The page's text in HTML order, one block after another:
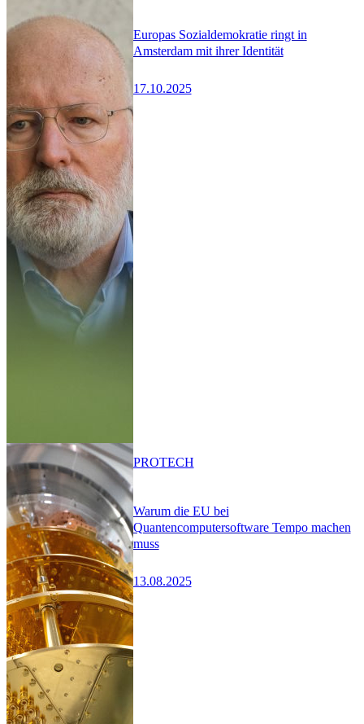
Europas Sozialdemokratie ringt in
Amsterdam mit ihrer Identität
17.10.2025
Warum die EU bei
Quantencomputersoftware Tempo machen
muss
13.08.2025
PROTECH